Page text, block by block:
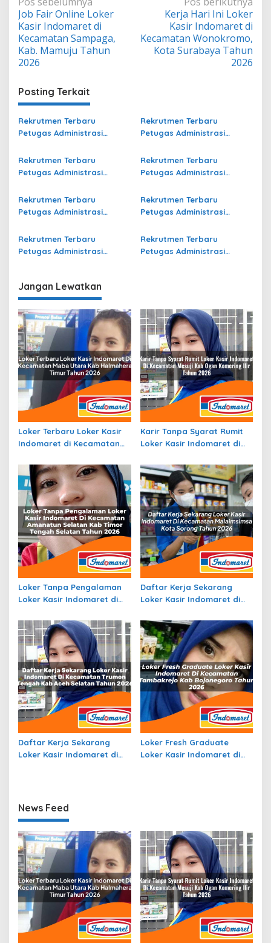
pos
Job Fair Online Loker
Kasir Indomaret di
Kecamatan Sampaga,
Kab. Mamuju Tahun
2026
Kerja Hari Ini Loker
Kasir Indomaret di
Kecamatan Wonokromo,
Kota Surabaya Tahun
2026
Posting Terkait
Rekrutmen Terbaru
Petugas Administrasi
Raharja di Kaur Terbaru
Rekrutmen Terbaru
Petugas Administrasi
Raharja di Demak Terbaru
Rekrutmen Terbaru
Petugas Administrasi
Raharja di Muna Terbaru
Rekrutmen Terbaru
Petugas Administrasi
Raharja di Rejang Lebong
Terbaru
Rekrutmen Terbaru
Petugas Administrasi
Gresik Terbaru
Rekrutmen Terbaru
Petugas Administrasi
Raharja di Kota Tual
Terbaru
Rekrutmen Terbaru
Petugas Administrasi
Rekrutmen Terbaru
Petugas Administrasi
Jangan Lewatkan
Loker Terbaru Loker Kasir
Indomaret di Kecamatan
Halmahera Timur Tahun
2026
Karir Tanpa Syarat Rumit
Loker Kasir Indomaret di
Ogan Komering Ilir Tahun
2026
Loker Tanpa Pengalaman
Loker Kasir Indomaret di
Selatan, Kab Timor Tengah
Selatan Tahun 2026
Daftar Kerja Sekarang
Loker Kasir Indomaret di
Kota Sorong Tahun 2026
Daftar Kerja Sekarang
Loker Kasir Indomaret di
Loker Fresh Graduate
Loker Kasir Indomaret di
News Feed